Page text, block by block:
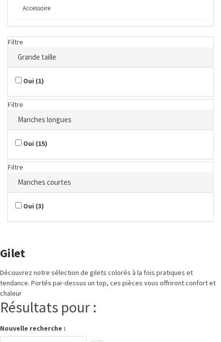
Accessoire
Filtre
Grande taille
Oui (1)
Filtre
Manches longues
Oui (15)
Filtre
Manches courtes
Oui (3)
Gilet
Découvrez notre sélection de gilets colorés à la fois pratiques et
tendance. Portés par-dessus un top, ces pièces vous offriront confort et
chaleur
Résultats pour :
Nouvelle recherche :